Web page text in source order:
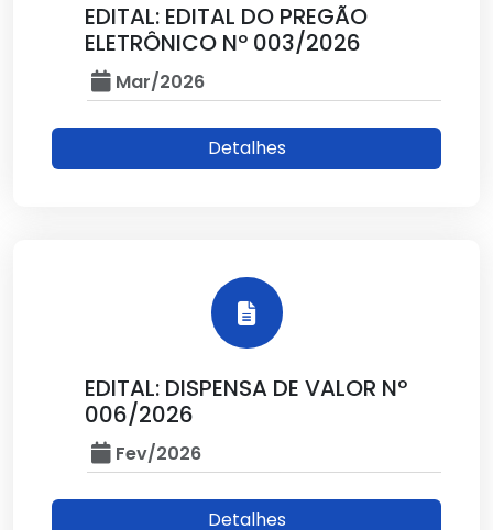
EDITAL: EDITAL DO PREGÃO
ELETRÔNICO Nº 003/2026
Mar/2026
Detalhes
EDITAL: DISPENSA DE VALOR Nº
006/2026
Fev/2026
Detalhes